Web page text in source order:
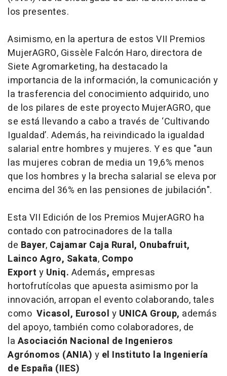
los presentes.
Asimismo, en la apertura de estos VII Premios
MujerAGRO, Gissèle Falcón Haro, directora de
Siete Agromarketing, ha destacado la
importancia de la información, la comunicación y
la trasferencia del conocimiento adquirido, uno
de los pilares de este proyecto MujerAGRO, que
se está llevando a cabo a través de ‘Cultivando
Igualdad’. Además, ha reivindicado la igualdad
salarial entre hombres y mujeres. Y es que "aun
las mujeres cobran de media un 19,6% menos
que los hombres y la brecha salarial se eleva por
encima del 36% en las pensiones de jubilación".
Esta VII Edición de los Premios MujerAGRO ha
contado con patrocinadores de la talla
de Bayer, Cajamar Caja Rural, Onubafruit,
Lainco Agro, Sakata, Compo
Export y Uniq. Además, empresas
hortofrutícolas que apuesta asimismo por la
innovación, arropan el evento colaborando, tales
como Vicasol, Eurosol y UNICA Group, además
del apoyo, también como colaboradores, de
la Asociación Nacional de Ingenieros
Agrónomos (ANIA) y el Instituto la Ingeniería
de España (IIES)